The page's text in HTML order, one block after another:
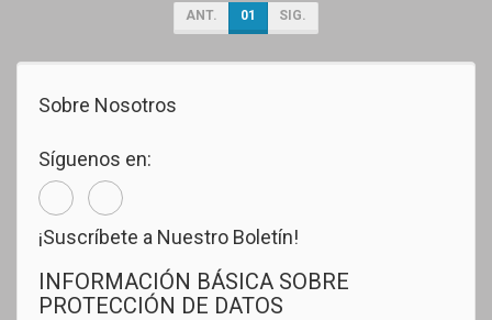
ANT. 01 SIG.
Sobre Nosotros
Síguenos en:
¡Suscríbete a Nuestro Boletín!
INFORMACIÓN BÁSICA SOBRE
PROTECCIÓN DE DATOS